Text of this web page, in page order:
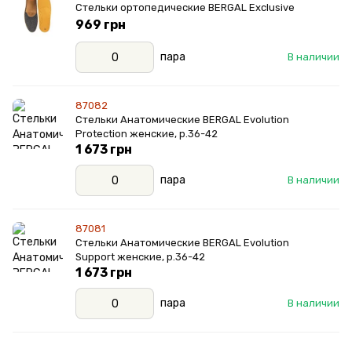
Стельки ортопедические BERGAL Exclusive
В наличии
969 грн
пара
87082
Стельки Анатомические BERGAL Evolution
Protection женские, р.36-42
В наличии
1 673 грн
пара
87081
Стельки Анатомические BERGAL Evolution
Support женские, р.36-42
В наличии
1 673 грн
пара